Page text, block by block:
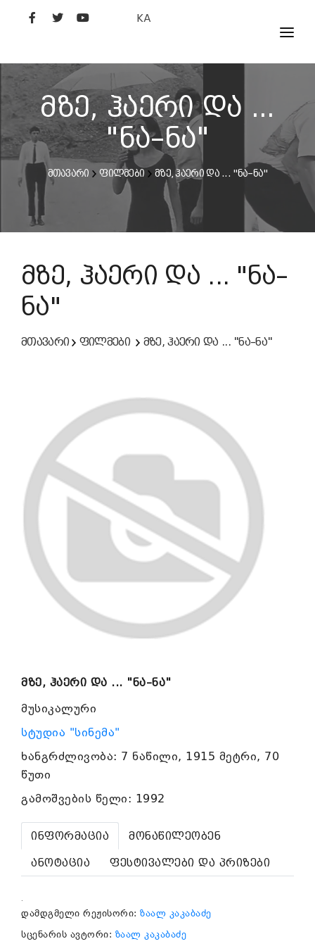
KA
ᲤᲘᲚᲛᲔᲑᲘ
ᲮᲔᲚᲝᲕᲐᲜᲘ
ᲙᲘᲜᲝᲡᲢᲣᲓᲘᲐ
ᲙᲘᲜᲝᲐᲙᲐᲓᲔᲛᲘᲐ
მზე, ჰაერი და ...
"ნა–ნა"
მთავარი ფილმები მზე, ჰაერი და ... "ნა–ნა"
მზე, ჰაერი და ... "ნა–
ნა"
მთავარი ფილმები მზე, ჰაერი და ... "ნა–ნა"
მზე, ჰაერი და ... "ნა–ნა"
მუსიკალური
სტუდია "სინემა"
ხანგრძლივობა: 7 ნაწილი, 1915 მეტრი, 70
წუთი
გამოშვების წელი: 1992
ინფორმაცია
მონაწილეობენ
ანოტაცია
ფესტივალები და პრიზები
.
დამდგმელი რეჟისორი: ზაალ კაკაბაძე
სცენარის ავტორი: ზაალ კაკაბაძე